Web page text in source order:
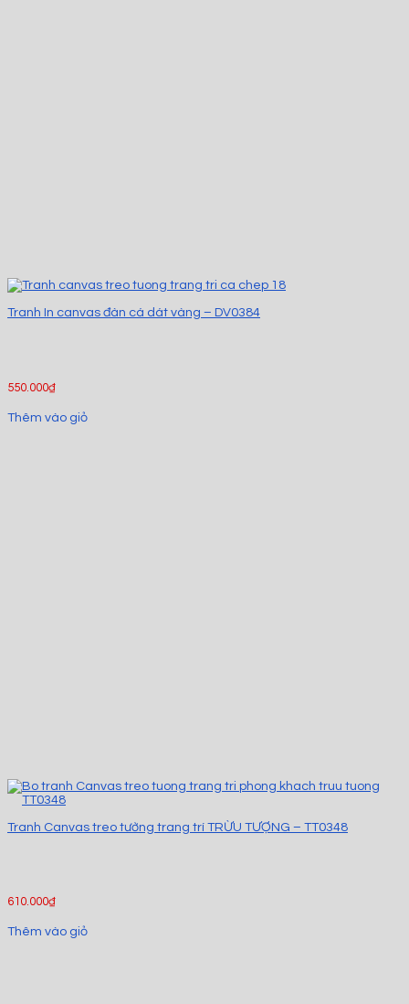
Tranh In canvas đàn cá dát vàng – DV0384
550.000₫
Thêm vào giỏ
Tranh Canvas treo tường trang trí TRỪU TƯỢNG – TT0348
610.000₫
Thêm vào giỏ